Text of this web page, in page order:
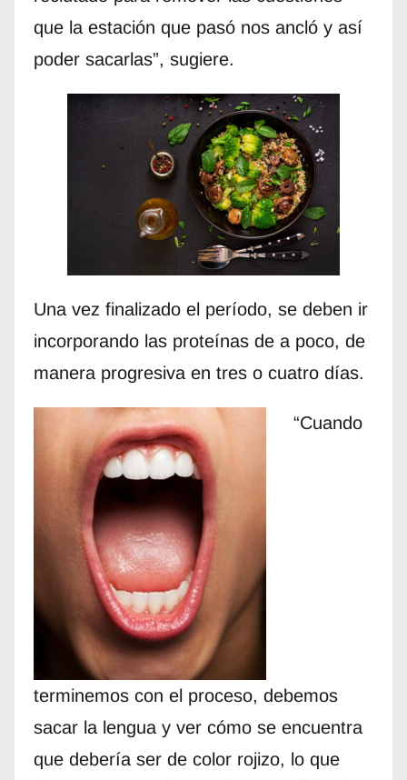
que la estación que pasó nos ancló y así
poder sacarlas”, sugiere.
Una vez finalizado el período, se deben ir
incorporando las proteínas de a poco, de
manera progresiva en tres o cuatro días.
“Cuando
terminemos con el proceso, debemos
sacar la lengua y ver cómo se encuentra
que debería ser de color rojizo, lo que